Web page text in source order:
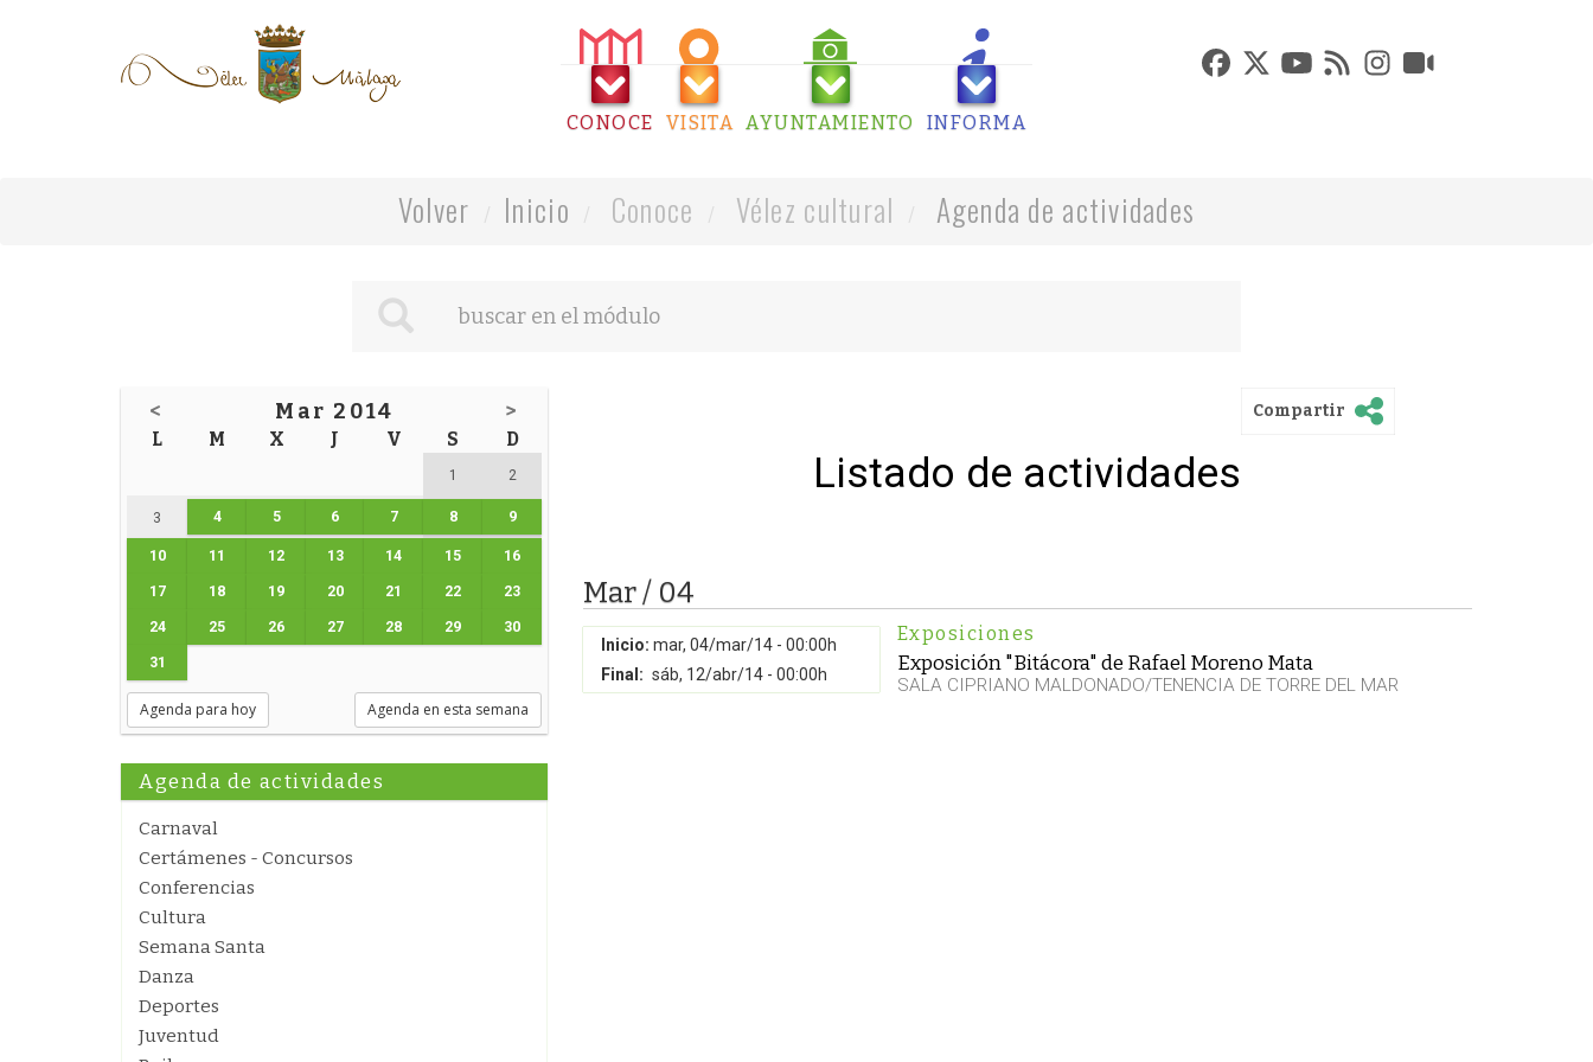
CONOCE VISITA AYUNTAMIENTO INFORMA
Volver Inicio Conoce Vélez cultural Agenda de actividades
< Mar 2014 >
L M X J V S D
1 2
3 4 5 6 7 8 9
10 11 12 13 14 15 16
17 18 19 20 21 22 23
24 25 26 27 28 29 30
31
Agenda para hoy Agenda en esta semana
Agenda de actividades
Carnaval
Certámenes - Concursos
Conferencias
Cultura
Semana Santa
Danza
Deportes
Juventud
Compartir
Listado de actividades
Mar / 04
Inicio: mar, 04/mar/14 - 00:00h
Final: sáb, 12/abr/14 - 00:00h
Exposiciones
Exposición "Bitácora" de Rafael Moreno Mata
SALA CIPRIANO MALDONADO/TENENCIA DE TORRE DEL MAR